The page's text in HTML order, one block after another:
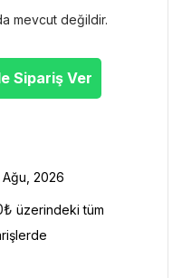
mevcut değildir.
Sipariş Ver
Ağu, 2026
₺ üzerindeki tüm